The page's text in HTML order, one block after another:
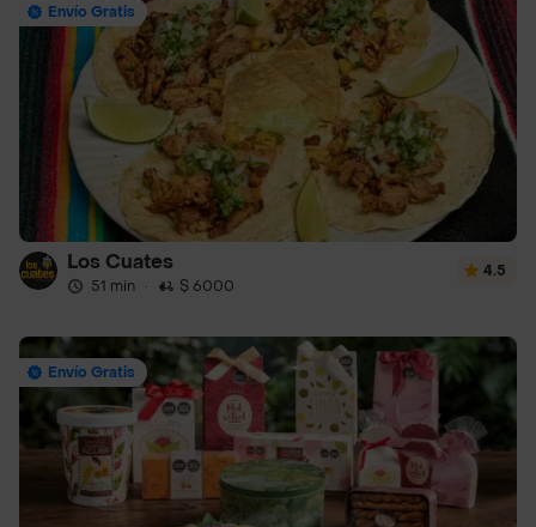
Envío Gratis
Los Cuates
51 min · $ 6000
4.5
Envío Gratis